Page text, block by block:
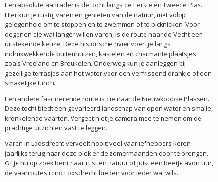
Een absolute aanrader is de tocht langs de Eerste en Tweede Plas.
Hier kun je rustig varen en genieten van de natuur, met volop
gelegenheid om te stoppen en te zwemmen of te picknicken. Voor
degenen die wat langer willen varen, is de route naar de Vecht een
uitstekende keuze. Deze historische rivier voert je langs
indrukwekkende buitenhuizen, kastelen en charmante plaatsjes
zoals Vreeland en Breukelen. Onderweg kun je aanleggen bij
gezellige terrasjes aan het water voor een verfrissend drankje of een
smakelijke lunch.
Een andere fascinerende route is die naar de Nieuwkoopse Plassen.
Deze tocht biedt een gevarieerd landschap van open water en smalle,
kronkelende vaarten. Vergeet niet je camera mee te nemen om de
prachtige uitzichten vast te leggen.
Varen in Loosdrecht verveelt nooit; veel vaarliefhebbers keren
jaarlijks terug naar deze plek er de zomermaanden door te brengen.
Of je nu op zoek bent naar rust en natuur of juist een beetje avontuur,
de vaarroutes rond Loosdrecht bieden voor ieder wat wils.